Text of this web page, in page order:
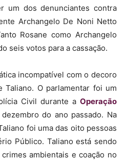
um dos denunciantes contra
Archangelo De Noni Netto
Rosane como Archangelo
seis votos para a cassação.
incompatível com o decoro
Taliano. O parlamentar foi um
Civil durante a Operação
do ano passado. Na
foi uma das oito pessoas
Público. Taliano está sendo
ambientais e coação no